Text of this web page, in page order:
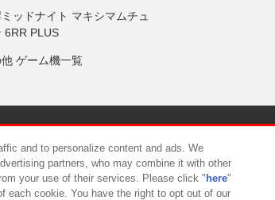
ッドナイト マキシマムチュ
6RR PLUS
ゲーム機一覧
について カスタマーハラスメント対応方針
and to personalize content and ads. We
partners, who may combine it with other
your use of their services. Please click " here"
each cookie. You have the right to opt out of our